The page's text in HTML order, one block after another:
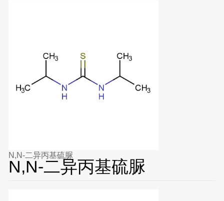
N,N-二异丙基硫脲
N,N-二异丙基硫脲